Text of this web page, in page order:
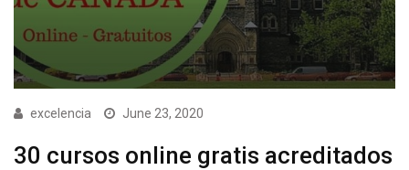
excelencia June 23, 2020
30 cursos online gratis acreditados